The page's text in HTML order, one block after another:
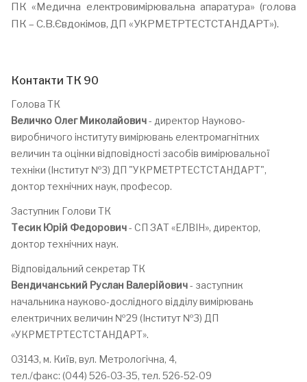
ПК «Медична електровимірювальна апаратура» (голова
ПК – С.В.Євдокімов, ДП «УКРМЕТРТЕСТСТАНДАРТ»).
Контакти ТК 90
Голова ТК
Величко Олег Миколайович- директор Науково-
виробничого інституту вимірювань електромагнітних
величин та оцінки відповідності засобів вимірювальної
техніки (Інститут №3) ДП "УКРМЕТРТЕСТСТАНДАРТ",
доктор технічних наук, професор.
Заступник Голови ТК
Тесик Юрій Федорович- СП ЗАТ «ЕЛВІН», директор,
доктор технічних наук.
Відповідальний секретар ТК
Вендичанський Руслан Валерійович- заступник
начальника науково-дослідного відділу вимірювань
електричних величин №29 (Інститут №3) ДП
«УКРМЕТРТЕСТСТАНДАРТ».
03143, м. Київ, вул. Метрологічна, 4,
тел./факс: (044) 526-03-35, тел. 526-52-09